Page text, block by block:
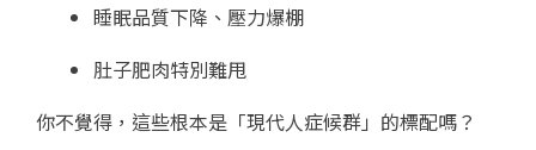
睡眠品質下降、壓力爆棚
肚子肥肉特別難甩
你不覺得，這些根本是「現代人症候群」的標配嗎？